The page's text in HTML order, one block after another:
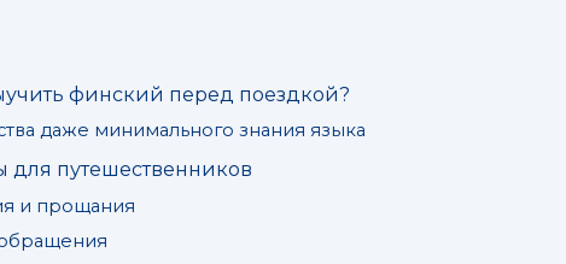
финский перед поездкой?
даже минимального знания языка
для путешественников
и прощания